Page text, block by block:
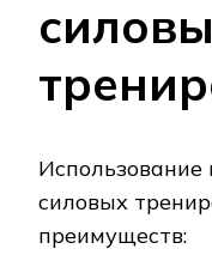
Использование
силовых
преимуществ: